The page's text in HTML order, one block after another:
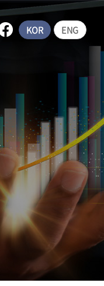
KOR ENG